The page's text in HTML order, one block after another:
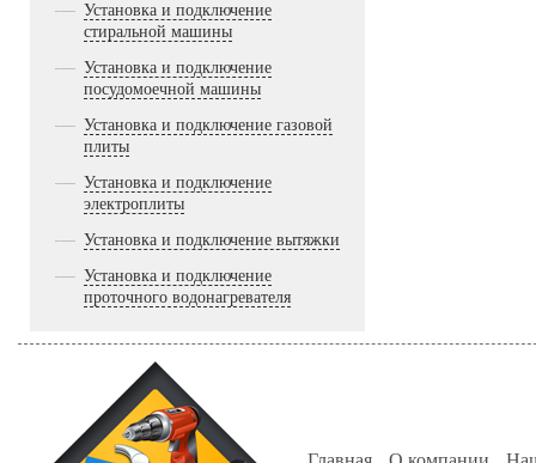
Установка и подключение
стиральной машины
Установка и подключение
посудомоечной машины
Установка и подключение газовой
плиты
Установка и подключение
электроплиты
Установка и подключение вытяжки
Установка и подключение
проточного водонагревателя